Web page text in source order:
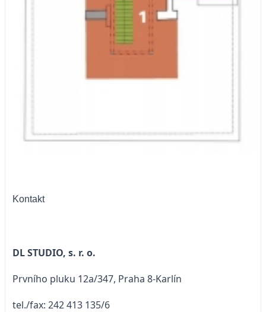
Kontakt
DL STUDIO, s. r. o.
Prvního pluku 12a/347, Praha 8-Karlín
tel./fax: 242 413 135/6